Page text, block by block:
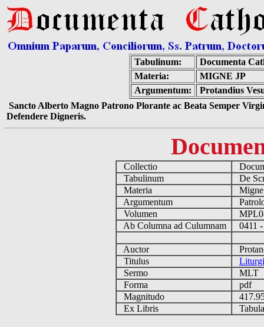
Tabulinum:
Documenta
Materia:
MIGNE JP
Argumentum:
Protandius
Sancto Alberto Magno Patrono Plorante ac Beata Semper
Defendere Digneris.
Collectio
Tabulinum
De
Materia
Argumentum
Volumen
Ab Columna ad Culumnam
0411
Auctor
Titulus
Sermo
MLT
Forma
pdf
Magnitudo
Ex Libris